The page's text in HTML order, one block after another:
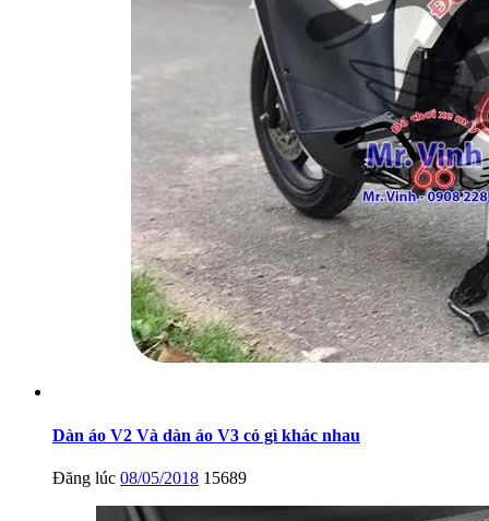
Dàn áo V2 Và dàn áo V3 có gì khác nhau
Đăng lúc 08/05/2018 15689